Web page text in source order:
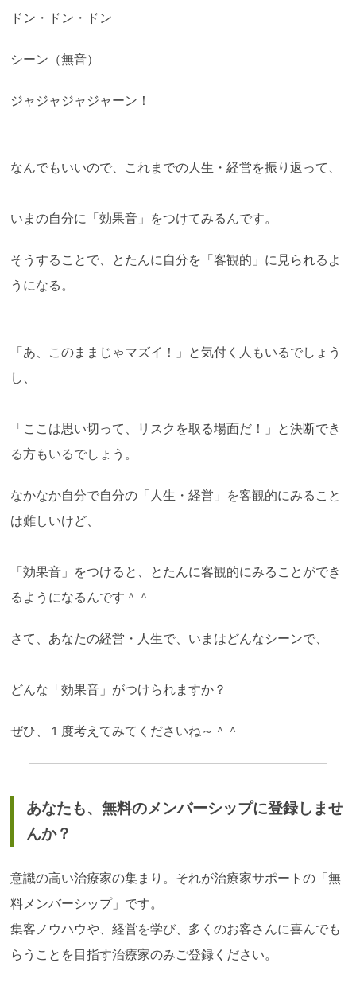
ドン・ドン・ドン
シーン（無音）
ジャジャジャジャーン！
なんでもいいので、これまでの人生・経営を振り返って、
いまの自分に「効果音」をつけてみるんです。
そうすることで、とたんに自分を「客観的」に見られるよ
うになる。
「あ、このままじゃマズイ！」と気付く人もいるでしょう
し、
「ここは思い切って、リスクを取る場面だ！」と決断でき
る方もいるでしょう。
なかなか自分で自分の「人生・経営」を客観的にみること
は難しいけど、
「効果音」をつけると、とたんに客観的にみることができ
るようになるんです＾＾
さて、あなたの経営・人生で、いまはどんなシーンで、
どんな「効果音」がつけられますか？
ぜひ、１度考えてみてくださいね～＾＾
あなたも、無料のメンバーシップに登録しませ
んか？
意識の高い治療家の集まり。それが治療家サポートの「無
料メンバーシップ」です。
集客ノウハウや、経営を学び、多くのお客さんに喜んでも
らうことを目指す治療家のみご登録ください。